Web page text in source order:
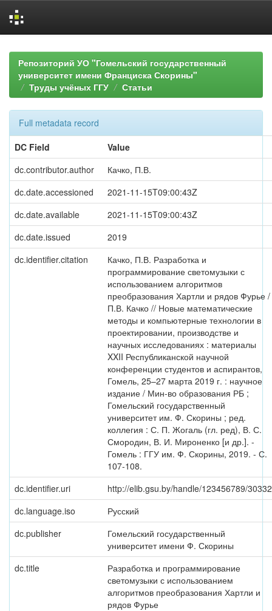
navigationРепозиторий УО "Гомельский государственный
университет имени Франциска Скорины"
Труды учёных ГГУ
Статьи
Full metadata record
DC Field
Value
dc.contributor.author
Качко, П.В.
dc.date.accessioned
2021-11-15T09:00:43Z
dc.date.available
2021-11-15T09:00:43Z
dc.date.issued
2019
dc.identifier.citation
Качко, П.В. Разработка и
программирование светомузыки с
использованием алгоритмов
преобразования Хартли и рядов Фурье /
П.В. Качко // Новые математические
методы и компьютерные технологии в
проектировании, производстве и
научных исследованиях : материалы
XXII Республиканской научной
конференции студентов и аспирантов,
Гомель, 25–27 марта 2019 г. : научное
издание / Мин-во образования РБ ;
Гомельский государственный
университет им. Ф. Скорины ; ред.
коллегия : С. П. Жогаль (гл. ред), В. С.
Смородин, В. И. Мироненко [и др.]. -
Гомель : ГГУ им. Ф. Скорины, 2019. - С.
107-108.
dc.identifier.uri
http://elib.gsu.by/handle/123456789/30332
dc.language.iso
Русский
dc.publisher
Гомельский государственный
университет имени Ф. Скорины
dc.title
Разработка и программирование
светомузыки с использованием
алгоритмов преобразования Хартли и
рядов Фурье